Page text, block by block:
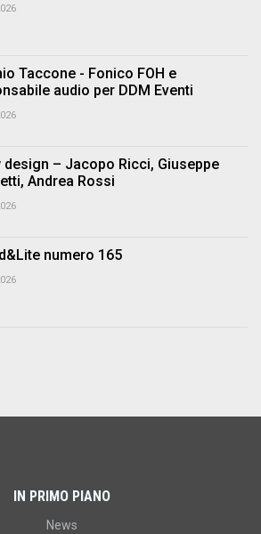
Taccone - Fonico FOH e
audio per DDM Eventi
design – Jacopo Ricci, Giuseppe
Andrea Rossi
numero 165
IN PRIMO PIANO
News